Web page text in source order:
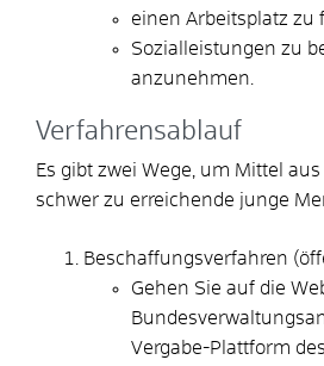
einen Arbeitsplatz zu
Sozialleistungen zu
anzunehmen.
Verfahrensablauf
Es gibt zwei Wege, um Mittel
schwer zu erreichende junge
Beschaffungsverfahren
Gehen Sie auf die
Vergabe-Plattform des